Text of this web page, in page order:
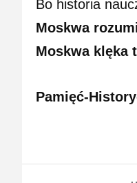
Bo historia
Moskwa
Moskwa klęka
Pamięć-